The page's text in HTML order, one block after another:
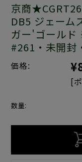
京商
DB5 ジェーム
ガー'ゴールド
#261・未開封
価格:
[
数量: